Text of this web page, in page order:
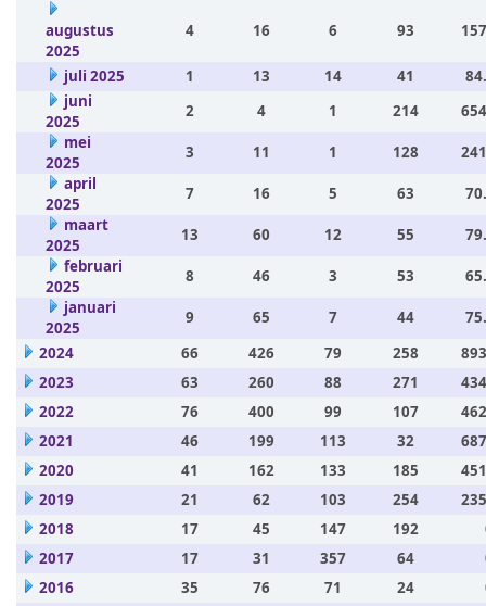
augustus
2025
4 16 6 93
juli 2025 1 13 14 41
juni
2025
2 4 1 214
mei
2025
3 11 1 128
april
2025
7 16 5 63
maart
2025
13 60 12 55
februari
2025
8 46 3 53
januari
2025
9 65 7 44
2024
66 426 79 258
2023
63 260 88 271
2022
76 400 99 107
2021
46 199 113 32
2020
41 162 133 185
2019
21 62 103 254
2018
17 45 147 192
2017
17 31 357 64
2016
35 76 71 24